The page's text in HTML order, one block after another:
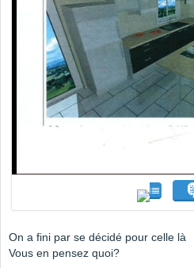
On a fini par se décidé pour celle là
Vous en pensez quoi?